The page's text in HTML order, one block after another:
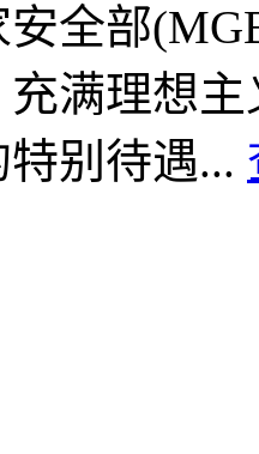
全部
充满理想
别待遇...